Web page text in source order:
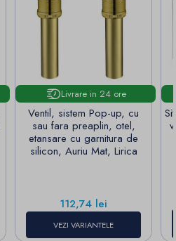
Livrare in 24 ore
Ventil, sistem Pop-up, cu
sau fara preaplin, otel,
etansare cu garnitura de
silicon, Auriu Mat, Lirica
Pret
112,74 lei
VEZI VARIANTELE